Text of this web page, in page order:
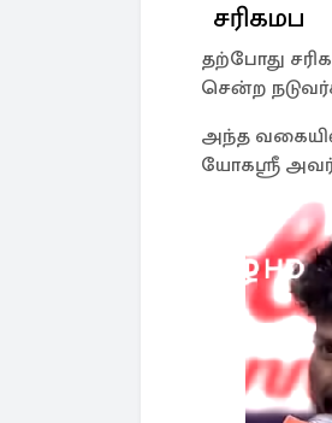
சரிகமப
தற்போது
சென்ற
அந்த
யோகஸ்ரீ அவர்